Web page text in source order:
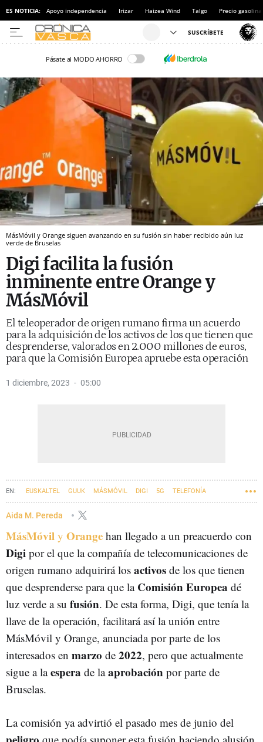
ES NOTICIA: Apoyo independencia Irizar Haizea Wind Talgo Precio gasolina
Pásate al MODO AHORRO
MásMóvil y Orange siguen avanzando en su fusión sin haber recibido aún luz
verde de Bruselas
Digi facilita la fusión
inminente entre Orange y
MásMóvil
El teleoperador de origen rumano firma un acuerdo
para la adquisición de los activos de los que tienen que
desprenderse, valorados en 2.000 millones de euros,
para que la Comisión Europea apruebe esta operación
1 diciembre, 2023 05:00
EUSKALTEL GUUK MÁSMÓVIL DIGI 5G TELEFONÍA
ORANGE
Aida M. Pereda
MásMóvil y Orange han llegado a un preacuerdo con
Digi por el que la compañía de telecomunicaciones de
origen rumano adquirirá los activos de los que tienen
que desprenderse para que la Comisión Europea dé
luz verde a su fusión. De esta forma, Digi, que tenía la
llave de la operación, facilitará así la unión entre
MásMóvil y Orange, anunciada por parte de los
interesados en marzo de 2022, pero que actualmente
sigue a laespera de laaprobación por parte de
Bruselas.
La comisión ya advirtió el pasado mes de junio del